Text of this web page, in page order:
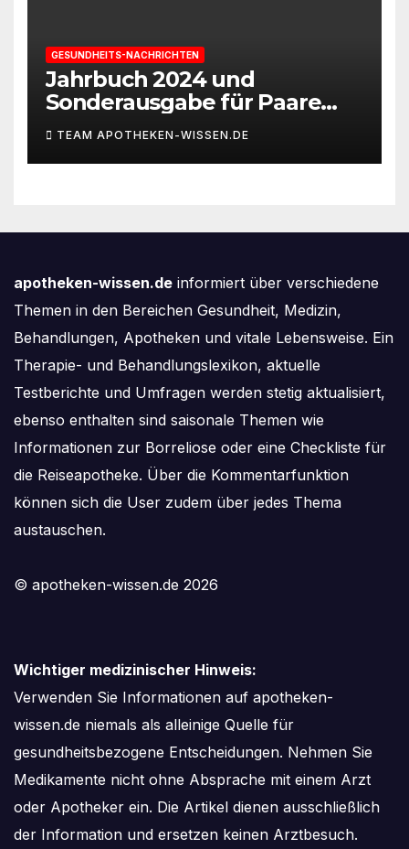
GESUNDHEITS-NACHRICHTEN
Jahrbuch 2024 und
Sonderausgabe für Paare
des Deutschen IVF-Registers:
Zahl der Mehrlingsgeburten
nach
TEAM APOTHEKEN-WISSEN.DE
apotheken-wissen.de informiert über verschiedene
Themen in den Bereichen Gesundheit, Medizin,
Behandlungen, Apotheken und vitale Lebensweise. Ein
Therapie- und Behandlungslexikon, aktuelle
Testberichte und Umfragen werden stetig aktualisiert,
ebenso enthalten sind saisonale Themen wie
Informationen zur Borreliose oder eine Checkliste für
die Reiseapotheke. Über die Kommentarfunktion
können sich die User zudem über jedes Thema
austauschen.
© apotheken-wissen.de 2026
Wichtiger medizinischer Hinweis:
Verwenden Sie Informationen auf apotheken-
wissen.de niemals als alleinige Quelle für
gesundheitsbezogene Entscheidungen. Nehmen Sie
Medikamente nicht ohne Absprache mit einem Arzt
oder Apotheker ein. Die Artikel dienen ausschließlich
der Information und ersetzen keinen Arztbesuch.